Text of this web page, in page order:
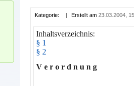
Kategorie: | Erstellt am 23.03.2004,
Inhaltsverzeichnis:
§ 1
§ 2
V e r o r d n u n g